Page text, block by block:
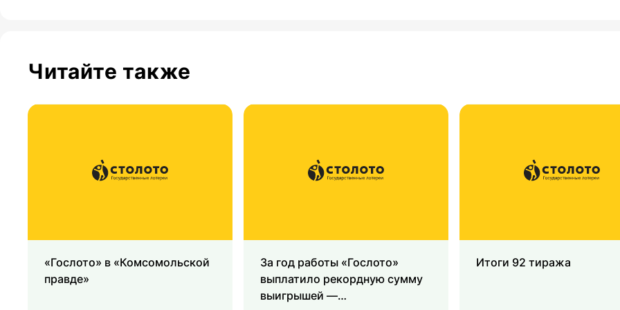
Читайте также
«Гослото» в «Комсомольской
правде»
За год работы «Гослото»
выплатило рекордную сумму
выигрышей —
Итоги 92 тиража